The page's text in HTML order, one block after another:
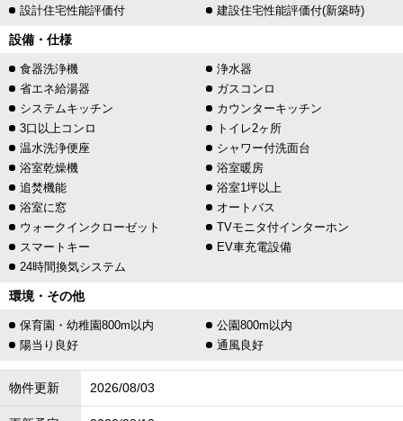
設計住宅性能評価付
建設住宅性能評価付(新築時)
設備・仕様
食器洗浄機
浄水器
省エネ給湯器
ガスコンロ
システムキッチン
カウンターキッチン
3口以上コンロ
トイレ2ヶ所
温水洗浄便座
シャワー付洗面台
浴室乾燥機
浴室暖房
追焚機能
浴室1坪以上
浴室に窓
オートバス
ウォークインクローゼット
TVモニタ付インターホン
スマートキー
EV車充電設備
24時間換気システム
環境・その他
保育園・幼稚園800m以内
公園800m以内
陽当り良好
通風良好
物件更新 2026/08/03